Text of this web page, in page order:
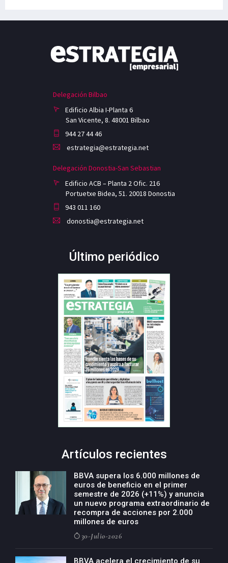
Delegación Bilbao
Edificio Albia I-Planta 6
San Vicente, 8. 48001 Bilbao
944 27 44 46
estrategia@estrategia.net
Delegación Donostia-San Sebastian
Edificio ACB – Planta 2 Ofic. 216
Portuetxe Bidea, 51. 20018 Donostia
943 011 160
donostia@estrategia.net
Último periódico
Artículos recientes
BBVA supera los 6.000 millones de
euros de beneficio en el primer
semestre de 2026 (+11%) y anuncia
un nuevo programa extraordinario de
recompra de acciones por 2.000
millones de euros
30-Julio-2026
BBVA acelera el crecimiento de su